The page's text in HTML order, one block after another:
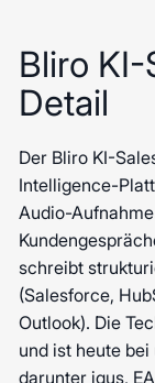
Bliro
Detail
Der Bliro KI-
Intelligence-
Audio-
schreibt
(Salesforce,
Outlook). Die
und ist heute
darunter igus,